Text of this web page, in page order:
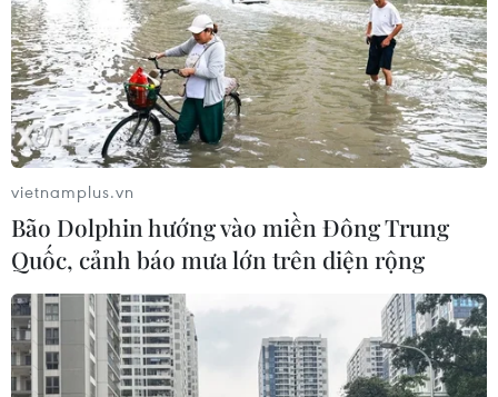
Theo dõi VietnamPlus
TIN LIÊN QUAN
vietnamplus.vn
Bão Dolphin hướng vào miền Đông Trung
Quốc, cảnh báo mưa lớn trên diện rộng